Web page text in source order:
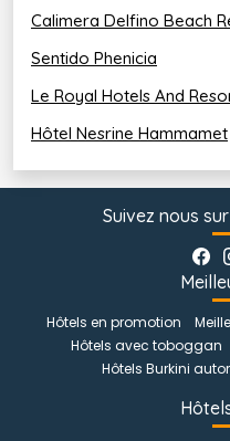
Calimera Delfino Beach
Sentido Phenicia
Le Royal Hotels And
Hôtel Nesrine Hammamet
Suivez nous
Hôtels en promotion
Hôtels avec toboggan
Hôtels Burkini